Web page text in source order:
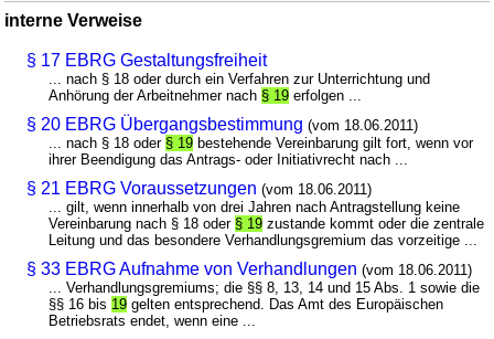
interne Verweise
§ 17 EBRG Gestaltungsfreiheit
... nach § 18 oder durch ein Verfahren zur Unterrichtung und
Anhörung der Arbeitnehmer nach § 19 erfolgen ...
§ 20 EBRG Übergangsbestimmung (vom 18.06.2011)
... nach § 18 oder § 19 bestehende Vereinbarung gilt fort, wenn vor
ihrer Beendigung das Antrags- oder Initiativrecht nach ...
§ 21 EBRG Voraussetzungen (vom 18.06.2011)
... gilt, wenn innerhalb von drei Jahren nach Antragstellung keine
Vereinbarung nach § 18 oder § 19 zustande kommt oder die zentrale
Leitung und das besondere Verhandlungsgremium das vorzeitige ...
§ 33 EBRG Aufnahme von Verhandlungen (vom 18.06.2011)
... Verhandlungsgremiums; die §§ 8, 13, 14 und 15 Abs. 1 sowie die
§§ 16 bis 19 gelten entsprechend. Das Amt des Europäischen
Betriebsrats endet, wenn eine ...